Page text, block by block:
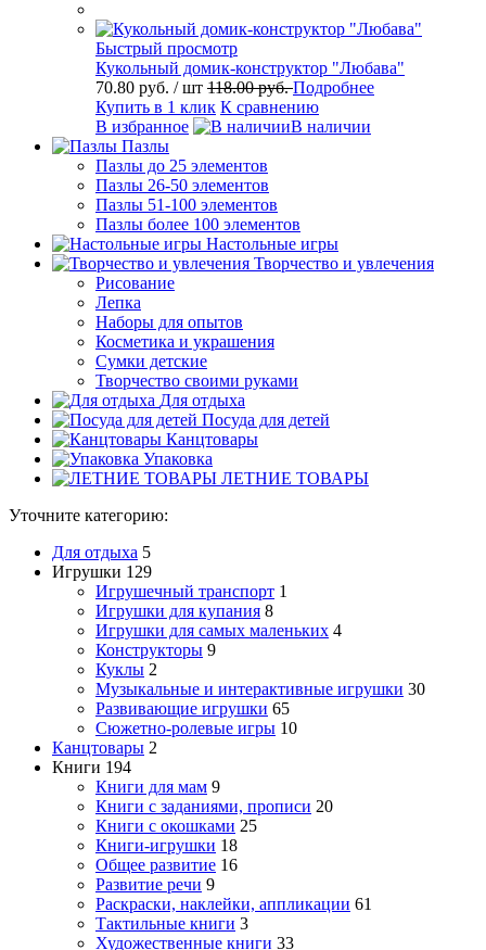
Быстрый просмотр
Кукольный домик-конструктор "Любава"
70.80 руб. / шт 118.00 руб.Подробнее
Купить в 1 клик К сравнению
В избранное
В наличии
Пазлы
Пазлы до 25 элементов
Пазлы 26-50 элементов
Пазлы 51-100 элементов
Пазлы более 100 элементов
Настольные игры
Творчество и увлечения
Рисование
Лепка
Наборы для опытов
Косметика и украшения
Сумки детские
Творчество своими руками
Для отдыха
Посуда для детей
Канцтовары
Упаковка
ЛЕТНИЕ ТОВАРЫ
Уточните категорию:
Для отдыха 5
Игрушки 129
Игрушечный транспорт 1
Игрушки для купания 8
Игрушки для самых маленьких 4
Конструкторы 9
Куклы 2
Музыкальные и интерактивные игрушки 30
Развивающие игрушки 65
Сюжетно-ролевые игры 10
Канцтовары 2
Книги 194
Книги для мам 9
Книги с заданиями, прописи 20
Книги с окошками 25
Книги-игрушки 18
Общее развитие 16
Развитие речи 9
Раскраски, наклейки, аппликации 61
Тактильные книги 3
Художественные книги 33